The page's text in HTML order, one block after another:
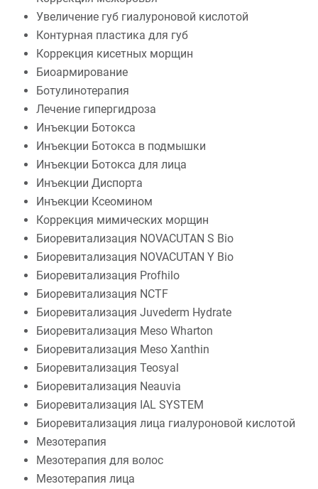
Увеличение губ гиалуроновой кислотой
Контурная пластика для губ
Коррекция кисетных морщин
Биоармирование
Ботулинотерапия
Лечение гипергидроза
Инъекции Ботокса
Инъекции Ботокса в подмышки
Инъекции Ботокса для лица
Инъекции Диспорта
Инъекции Ксеомином
Коррекция мимических морщин
Биоревитализация NOVACUTAN S Bio
Биоревитализация NOVACUTAN Y Bio
Биоревитализация Profhilo
Биоревитализация NCTF
Биоревитализация Juvederm Hydrate
Биоревитализация Meso Wharton
Биоревитализация Meso Xanthin
Биоревитализация Teosyal
Биоревитализация Neauvia
Биоревитализация IAL SYSTEM
Биоревитализация лица гиалуроновой кислотой
Мезотерапия
Мезотерапия для волос
Мезотерапия лица